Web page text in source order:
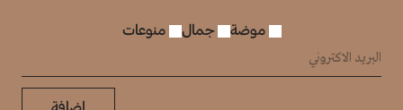
موضة جمال منوعات
إضافة